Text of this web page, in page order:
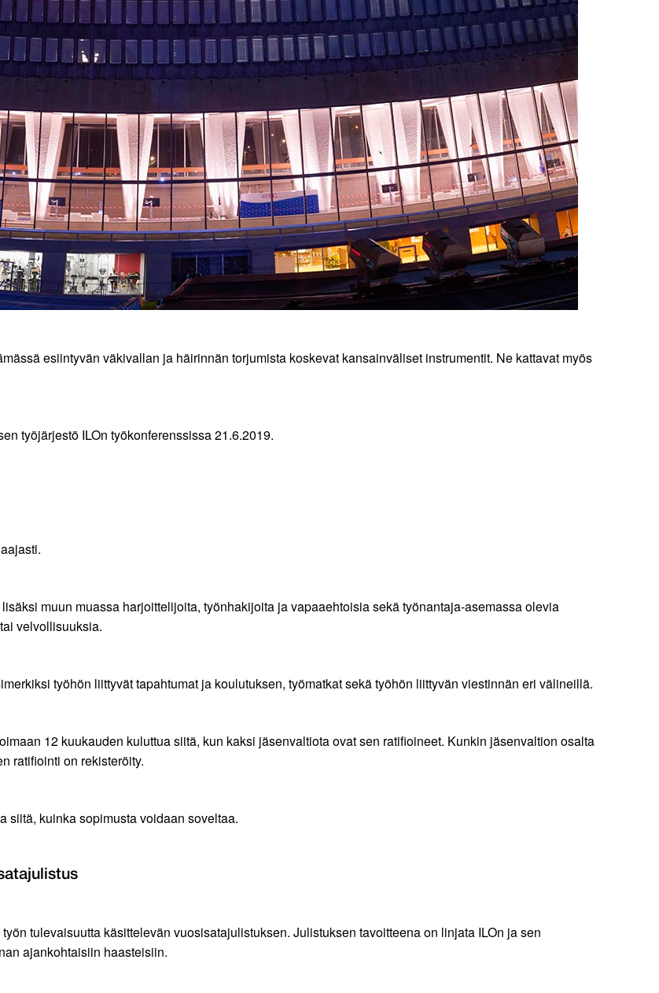
esiintyvän väkivallan ja häirinnän torjumista koskevat kansainväliset instrumentit. Ne kattavat myös
työjärjestö ILOn työkonferenssissa 21.6.2019.
muun muassa harjoittelijoita, työnhakijoita ja vapaaehtoisia sekä työnantaja-asemassa olevia
velvollisuuksia.
työhön liittyvät tapahtumat ja koulutuksen, työmatkat sekä työhön liittyvän viestinnän eri välineillä.
12 kuukauden kuluttua siitä, kun kaksi jäsenvaltiota ovat sen ratifioineet. Kunkin jäsenvaltion osalta
ratifiointi on rekisteröity.
siitä, kuinka sopimusta voidaan soveltaa.
työn tulevaisuutta käsittelevän vuosisatajulistuksen. Julistuksen tavoitteena on linjata ILOn ja sen
ajankohtaisiin haasteisiin.